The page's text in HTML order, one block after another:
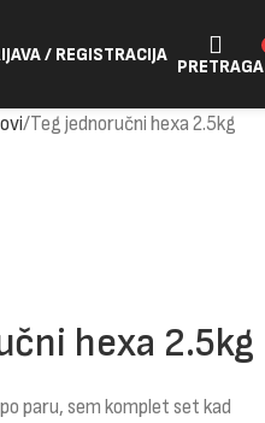
/ REGISTRACIJA
PRETRAGA
Teg jednoručni hexa 2.5kg
hexa 2.5kg
paru, sem komplet set kad